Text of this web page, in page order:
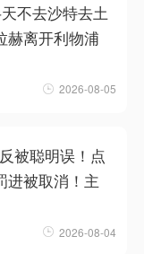
不去沙特去土
赫离开利物浦
2026-08-05
被聪明误！点
进被取消！主
2026-08-04